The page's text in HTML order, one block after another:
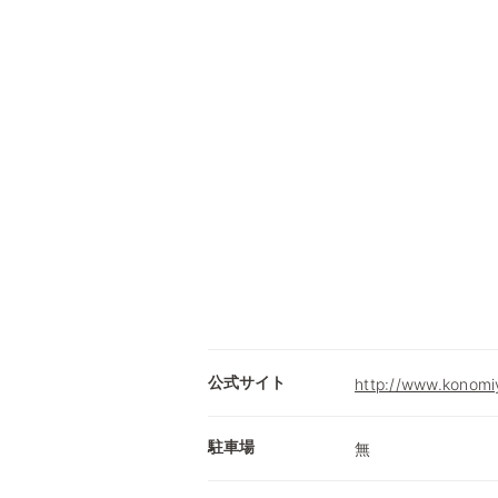
公式サイト http://
駐車場 無